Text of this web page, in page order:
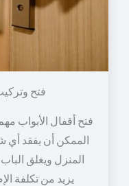
فتح
فتح أقفال الأبواب
الممكن أن يفقد أي
المنزل ويغلق
يزيد من تكلفة